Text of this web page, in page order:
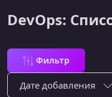
DevOps:
Фильтр
Сортировка по: